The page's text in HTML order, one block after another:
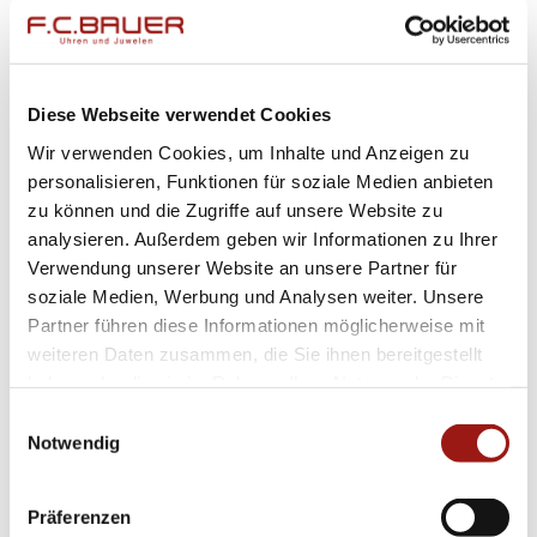
Diese Webseite verwendet Cookies
Wir verwenden Cookies, um Inhalte und Anzeigen zu
personalisieren, Funktionen für soziale Medien anbieten
zu können und die Zugriffe auf unsere Website zu
analysieren. Außerdem geben wir Informationen zu Ihrer
Verwendung unserer Website an unsere Partner für
soziale Medien, Werbung und Analysen weiter. Unsere
Partner führen diese Informationen möglicherweise mit
weiteren Daten zusammen, die Sie ihnen bereitgestellt
Notwendig
Präferenzen
Dank der Datumsfunktion behalten Sie darüber
hinaus jederzeit alle wichtigen Termine im
Blick.
Die Wasserdichtigkeit bis 3 bar schützt Ihre
Uhr bei Regen oder versehentlichemKontakt
mit Wasser – es handelt sich um ein stilvolles
Accessoire, das weder im Alltag noch beim
Geschäftstermin fehlen sollte.
Ein weiteres Highlight dieser exquisiten
Silberton – robust und dennoch
fügt es
sich nahtlos in Ihr Outfit ein und hebt Ihren